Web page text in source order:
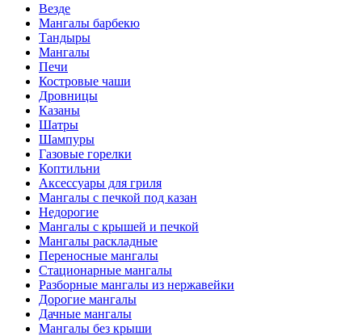
Везде
Мангалы барбекю
Тандыры
Мангалы
Печи
Костровые чаши
Дровницы
Казаны
Шатры
Шампуры
Газовые горелки
Коптильни
Аксессуары для гриля
Мангалы с печкой под казан
Недорогие
Мангалы с крышей и печкой
Мангалы раскладные
Переносные мангалы
Стационарные мангалы
Разборные мангалы из нержавейки
Дорогие мангалы
Дачные мангалы
Мангалы без крыши